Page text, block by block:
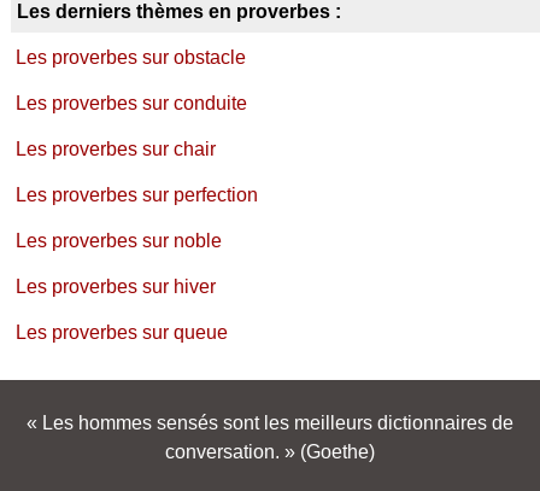
Les derniers thèmes en proverbes :
Les proverbes sur obstacle
Les proverbes sur conduite
Les proverbes sur chair
Les proverbes sur perfection
Les proverbes sur noble
Les proverbes sur hiver
Les proverbes sur queue
Les hommes sensés sont les meilleurs dictionnaires de
conversation.
(Goethe)